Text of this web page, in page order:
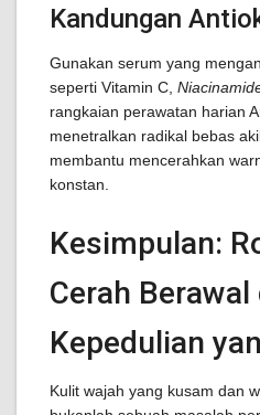
Kandungan
Gunakan serum yang
seperti Vitamin C,
rangkaian perawatan harian
menetralkan radikal bebas
membantu mencerahkan
konstan.
Kesimpulan:
Cerah Berawal
Kepedulian
Kulit wajah yang kusam dan